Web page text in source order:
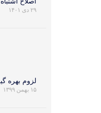
۲۹ دی ۱۴۰۱
لزوم بهره
۱۵ بهمن ۱۳۹۹